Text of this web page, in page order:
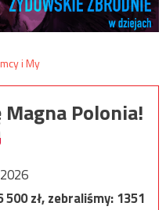
Polonia!
500zł, zebraliśmy:1351